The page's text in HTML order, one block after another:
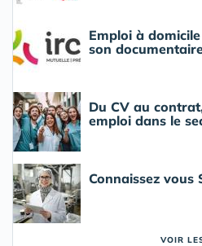
Emploi à
son
Du CV au
emploi dans le
Connaissez vous
VOIR